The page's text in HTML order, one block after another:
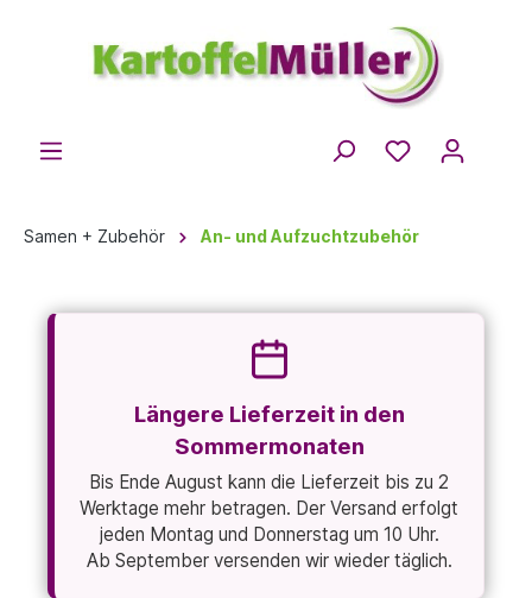
Samen + Zubehör An- und Aufzuchtzubehör
Längere Lieferzeit in den
Sommermonaten
Bis Ende August kann die Lieferzeit bis zu 2
Werktage mehr betragen. Der Versand erfolgt
jeden Montag und Donnerstag um 10 Uhr.
Ab September versenden wir wieder täglich.